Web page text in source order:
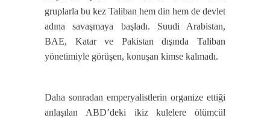
gruplarla bu kez Taliban hem din hem de devlet
adına savaşmaya başladı. Suudi Arabistan,
BAE, Katar ve Pakistan dışında Taliban
yönetimiyle görüşen, konuşan kimse kalmadı.
Daha sonradan emperyalistlerin organize ettiği
anlaşılan ABD’deki ikiz kulelere ölümcül